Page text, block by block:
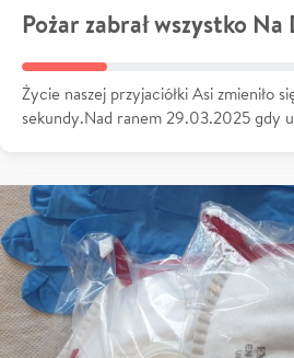
Pożar zabrał wszystko
Życie naszej przyjaciółki Asi zmieniło
sekundy.Nad ranem 29.03.2025 gdy